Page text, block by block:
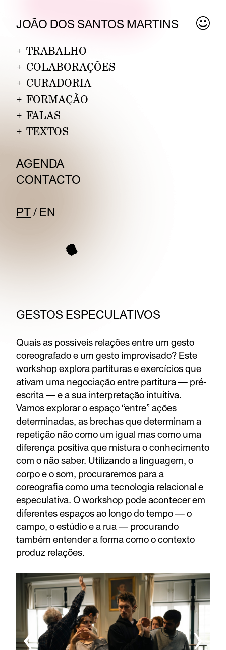
JOÃO DOS SANTOS MARTINS
+ TRABALHO
+ COLABORAÇÕES
+ CURADORIA
+ FORMAÇÃO
+ FALAS
+ TEXTOS
AGENDA
CONTACTO
PT/ EN
GESTOS ESPECULATIVOS
Quais as possíveis relações entre um gesto
coreografado e um gesto improvisado? Este
workshop explora partituras e exercícios que
ativam uma negociação entre partitura — pré-
escrita — e a sua interpretação intuitiva.
Vamos explorar o espaço “entre” ações
determinadas, as brechas que determinam a
repetição não como um igual mas como uma
diferença positiva que mistura o conhecimento
com o não saber. Utilizando a linguagem, o
corpo e o som, procuraremos para a
coreografia como uma tecnologia relacional e
especulativa. O workshop pode acontecer em
diferentes espaços ao longo do tempo — o
campo, o estúdio e a rua — procurando
também entender a forma como o contexto
produz relações.
‹ ›